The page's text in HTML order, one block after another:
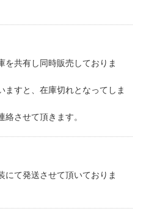
を共有し同時販売しておりま
ますと、在庫切れとなってしま
させて頂きます。
にて発送させて頂いておりま